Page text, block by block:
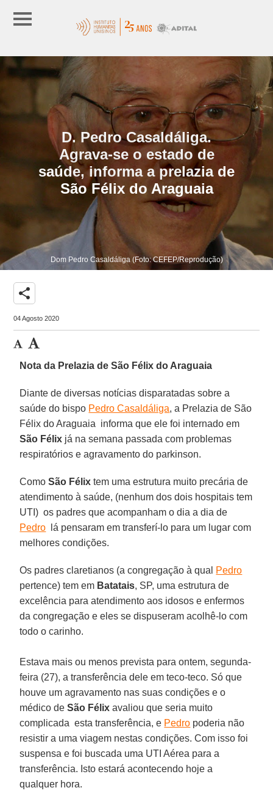
D. Pedro Casaldáliga.
Agrava-se o estado de
saúde, informa a prelazia de
São Félix do Araguaia
Dom Pedro Casaldáliga (Foto: CEFEP/Reprodução)
share
04 Agosto 2020
Nota da Prelazia de São Félix do Araguaia
Diante de diversas notícias disparatadas sobre a
saúde do bispo Pedro Casaldáliga, a Prelazia de São
Félix do Araguaia informa que ele foi internado em
São Félix já na semana passada com problemas
respiratórios e agravamento do parkinson.
ComoSão Félix tem uma estrutura muito precária de
atendimento à saúde, (nenhum dos dois hospitais tem
UTI) os padres que acompanham o dia a dia de
Pedro lá pensaram em transferí-lo para um lugar com
melhores condições.
Os padres claretianos (a congregação à qual Pedro
pertence) tem em Batatais, SP, uma estrutura de
excelência para atendimento aos idosos e enfermos
da congregação e eles se dispuseram acolhê-lo com
todo o carinho.
Estava mais ou menos prevista para ontem, segunda-
feira (27), a transferência dele em teco-teco. Só que
houve um agravamento nas suas condições e o
médico deSão Félix avaliou que seria muito
complicada esta transferência, e Pedro poderia não
resistir a uma viagem nestas condições. Com isso foi
suspensa e foi buscada uma UTI Aérea para a
transferência. Isto estará acontecendo hoje a
qualquer hora.